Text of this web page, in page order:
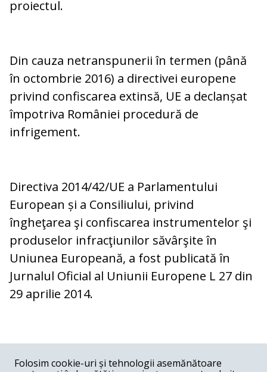
proiectul.
Din cauza netranspunerii în termen (până
în octombrie 2016) a directivei europene
privind confiscarea extinsă, UE a declanșat
împotriva României procedură de
infrigement.
Directiva 2014/42/UE a Parlamentului
European și a Consiliului, privind
îngheţarea şi confiscarea instrumentelor şi
produselor infracţiunilor săvârşite în
Uniunea Europeană, a fost publicată în
Jurnalul Oficial al Uniunii Europene L 27 din
29 aprilie 2014.
COMENTARII
Folosim cookie-uri și tehnologii asemănătoare